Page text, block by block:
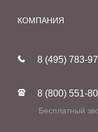
Мебель
Фабрики
КОМПАНИЯ
Реставрация
Контакты
8 (495) 783-
8 (800) 551-
Бесплатный